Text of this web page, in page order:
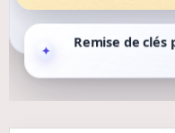
Remise de